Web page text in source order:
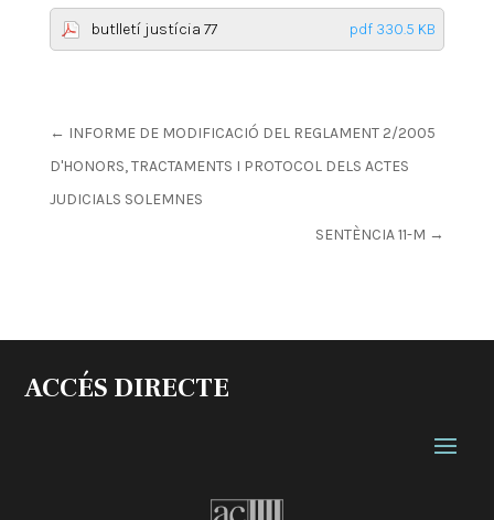
butlletí justícia 77 pdf 330.5 KB
← INFORME DE MODIFICACIÓ DEL REGLAMENT 2/2005
D'HONORS, TRACTAMENTS I PROTOCOL DELS ACTES
JUDICIALS SOLEMNES
SENTÈNCIA 11-M →
ACCÉS DIRECTE